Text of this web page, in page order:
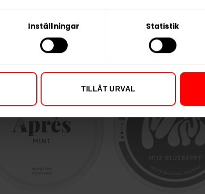
Inställningar Statistik
TILLÅT URVAL